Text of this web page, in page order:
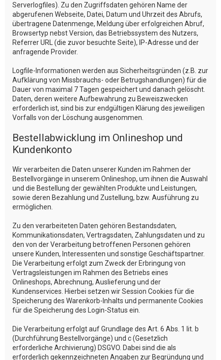
Serverlogfiles). Zu den Zugriffsdaten gehören Name der
abgerufenen Webseite, Datei, Datum und Uhrzeit des Abrufs,
übertragene Datenmenge, Meldung über erfolgreichen Abruf,
Browsertyp nebst Version, das Betriebssystem des Nutzers,
Referrer URL (die zuvor besuchte Seite), IP-Adresse und der
anfragende Provider.
Logfile-Informationen werden aus Sicherheitsgründen (z.B. zur
Aufklärung von Missbrauchs- oder Betrugshandlungen) für die
Dauer von maximal 7 Tagen gespeichert und danach gelöscht.
Daten, deren weitere Aufbewahrung zu Beweiszwecken
erforderlich ist, sind bis zur endgültigen Klärung des jeweiligen
Vorfalls von der Löschung ausgenommen.
Bestellabwicklung im Onlineshop und
Kundenkonto
Wir verarbeiten die Daten unserer Kunden im Rahmen der
Bestellvorgänge in unserem Onlineshop, um ihnen die Auswahl
und die Bestellung der gewählten Produkte und Leistungen,
sowie deren Bezahlung und Zustellung, bzw. Ausführung zu
ermöglichen.
Zu den verarbeiteten Daten gehören Bestandsdaten,
Kommunikationsdaten, Vertragsdaten, Zahlungsdaten und zu
den von der Verarbeitung betroffenen Personen gehören
unsere Kunden, Interessenten und sonstige Geschäftspartner.
Die Verarbeitung erfolgt zum Zweck der Erbringung von
Vertragsleistungen im Rahmen des Betriebs eines
Onlineshops, Abrechnung, Auslieferung und der
Kundenservices. Hierbei setzen wir Session Cookies für die
Speicherung des Warenkorb-Inhalts und permanente Cookies
für die Speicherung des Login-Status ein.
Die Verarbeitung erfolgt auf Grundlage des Art. 6 Abs. 1 lit. b
(Durchführung Bestellvorgänge) und c (Gesetzlich
erforderliche Archivierung) DSGVO. Dabei sind die als
erforderlich gekennzeichneten Angaben zur Begründung und